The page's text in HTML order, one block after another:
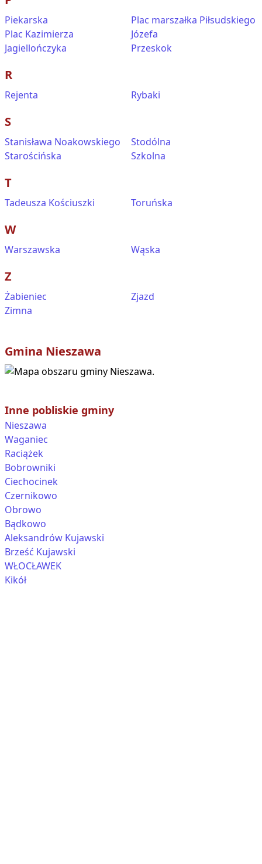
Piekarska
Plac Kazimierza
Jagiellończyka
Plac marszałka Piłsudskiego
Józefa
Przeskok
R
Rejenta Rybaki
S
Stanisława Noakowskiego
Starościńska
Stodólna
Szkolna
T
Tadeusza Kościuszki Toruńska
W
Warszawska Wąska
Z
Żabieniec
Zimna
Zjazd
Gmina Nieszawa
Inne pobliskie gminy
Nieszawa
Waganiec
Raciążek
Bobrowniki
Ciechocinek
Czernikowo
Obrowo
Bądkowo
Aleksandrów Kujawski
Brześć Kujawski
WŁOCŁAWEK
Kikół